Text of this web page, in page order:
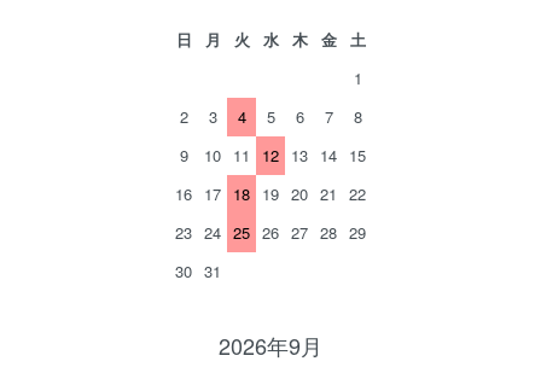
日 月 火 水 木 金
土
1
2
3 4 5 6 7
8
9
10 11 12 13 14 15
16 17 18 19 20 21
22
23 24 25 26 27 28 29
30 31
2026年9月